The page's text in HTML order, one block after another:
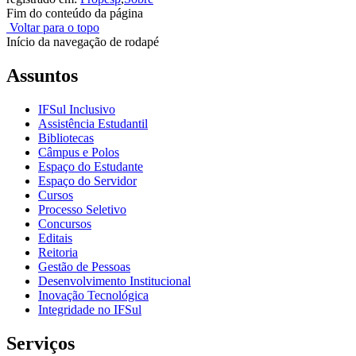
Fim do conteúdo da página
Voltar para o topo
Início da navegação de rodapé
Assuntos
IFSul Inclusivo
Assistência Estudantil
Bibliotecas
Câmpus e Polos
Espaço do Estudante
Espaço do Servidor
Cursos
Processo Seletivo
Concursos
Editais
Reitoria
Gestão de Pessoas
Desenvolvimento Institucional
Inovação Tecnológica
Integridade no IFSul
Serviços